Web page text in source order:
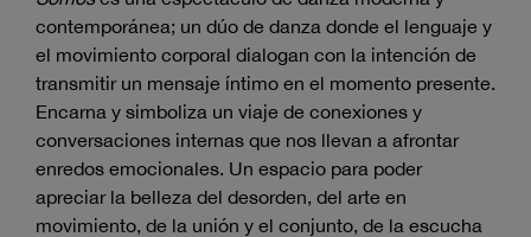
contemporánea; un dúo de danza donde el lenguaje y
el movimiento corporal dialogan con la intención de
transmitir un mensaje íntimo en el momento presente.
Encarna y simboliza un viaje de conexiones y
conversaciones internas que nos llevan a afrontar
enredos emocionales. Un espacio para poder
apreciar la belleza del desorden, del arte en
movimiento, de la unión y el conjunto, de la escucha